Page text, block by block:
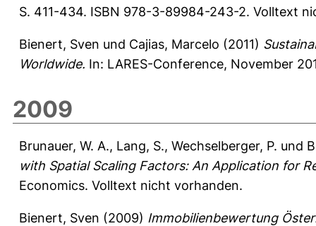
S. 411-434. ISBN 978-3-89984-243-2. Volltext
Bienert, Sven und Cajias, Marcelo (2011)
Worldwide. In: LARES-Conference, November
2009
Brunauer, W. A., Lang, S., Wechselberger, P. und
with Spatial Scaling Factors: An Application for
Economics. Volltext nicht vorhanden.
Bienert, Sven (2009) Immobilienbewertung